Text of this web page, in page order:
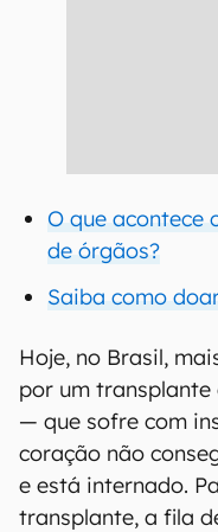
O que acontece
de órgãos?
Saiba como
Hoje, no Brasil,
por um
— que sofre com
coração não
e está internado.
transplante, a fila